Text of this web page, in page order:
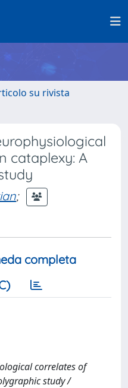
su rivista
cataplexy: A
;
completa
correlates of
study /